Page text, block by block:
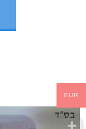
EUR